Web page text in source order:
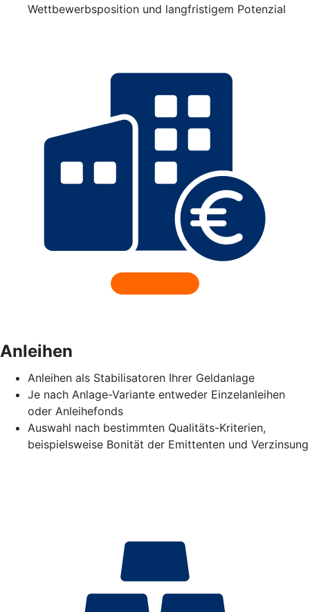
Wettbewerbsposition und langfristigem Potenzial
Anleihen
Anleihen als Stabilisatoren Ihrer Geldanlage
Je nach Anlage-Variante entweder Einzelanleihen
oder Anleihefonds
Auswahl nach bestimmten Qualitäts-Kriterien,
beispielsweise Bonität der Emittenten und Verzinsung